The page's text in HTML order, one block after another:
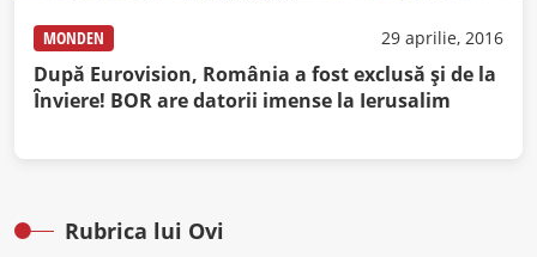
MONDEN 29 aprilie, 2016
După Eurovision, România a fost exclusă și de la
Înviere! BOR are datorii imense la Ierusalim
Rubrica lui Ovi